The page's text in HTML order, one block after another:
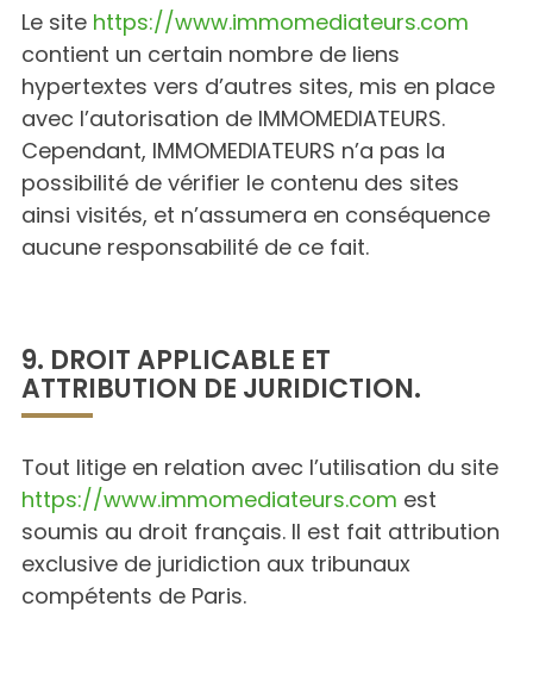
Le site https://www.immomediateurs.com
contient un certain nombre de liens
hypertextes vers d’autres sites, mis en place
avec l’autorisation de IMMOMEDIATEURS.
Cependant, IMMOMEDIATEURS n’a pas la
possibilité de vérifier le contenu des sites
ainsi visités, et n’assumera en conséquence
aucune responsabilité de ce fait.
9. DROIT APPLICABLE ET
ATTRIBUTION DE JURIDICTION.
Tout litige en relation avec l’utilisation du site
https://www.immomediateurs.com est
soumis au droit français. Il est fait attribution
exclusive de juridiction aux tribunaux
compétents de Paris.